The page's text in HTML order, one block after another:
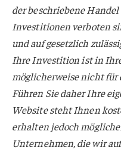
der beschriebene
Investitionen verboten
und auf gesetzlich
Ihre Investition ist in
möglicherweise nicht für
Führen Sie daher Ihre
Website steht Ihnen
erhalten jedoch
Unternehmen, die wir